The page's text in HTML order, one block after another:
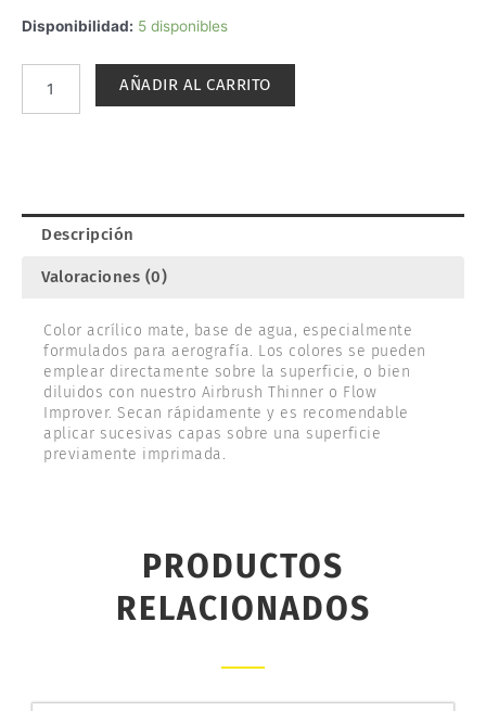
Disponibilidad: 5 disponibles
AZUL
VALLEJO
AÑADIR AL CARRITO
Descripción
Valoraciones (0)
Color acrílico mate, base de agua, especialmente
formulados para aerografía. Los colores se pueden
emplear directamente sobre la superficie, o bien
diluidos con nuestro Airbrush Thinner o Flow
Improver. Secan rápidamente y es recomendable
aplicar sucesivas capas sobre una superficie
previamente imprimada.
PRODUCTOS
RELACIONADOS